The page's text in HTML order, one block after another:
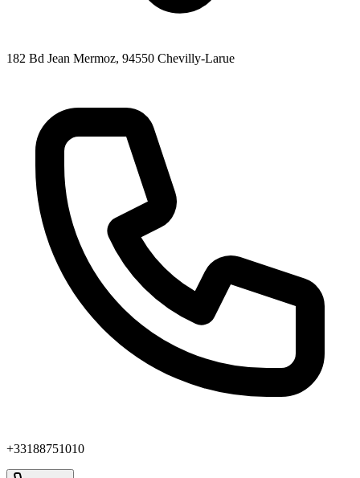
182 Bd Jean Mermoz, 94550 Chevilly-Larue
+33188751010